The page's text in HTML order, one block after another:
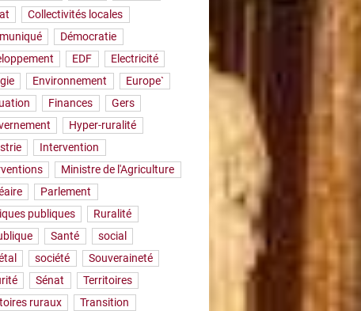
Collectivités locales
Démocratie
EDF
Electricité
Environnement
Europe`
Finances
Gers
Hyper-ruralité
Intervention
Ministre de l'Agriculture
Parlement
publiques
Ruralité
Santé
social
société
Souveraineté
Sénat
Territoires
ruraux
Transition